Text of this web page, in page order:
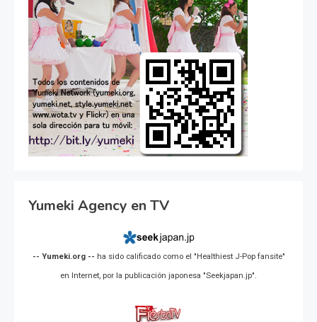
Yumeki Agency en TV
-- Yumeki.org -- ha sido calificado como el "Healthiest J-Pop fansite"
en Internet, por la publicación japonesa "Seekjapan.jp".